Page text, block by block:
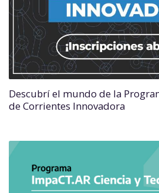
Descubrí el mundo de la
de Corrientes Innovadora